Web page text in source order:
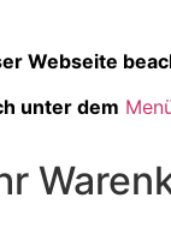
Webseite
unter dem